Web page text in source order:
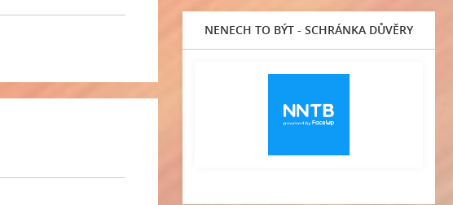
NENECH TO BÝT - SCHRÁNKA DŮVĚRY